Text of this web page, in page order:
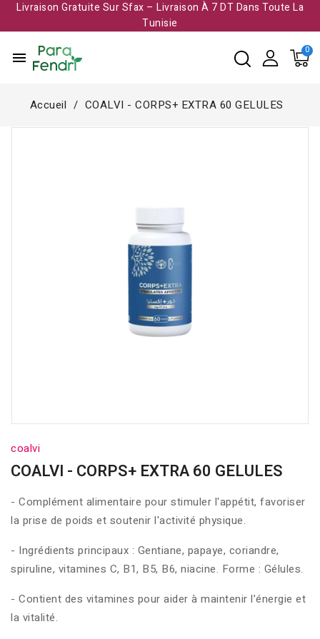
Livraison Gratuite Sur Sfax – Livraison À 7 DT Dans Toute La
Tunisie​
menu
Accueil COALVI - CORPS+ EXTRA 60 GELULES
coalvi
COALVI - CORPS+ EXTRA 60 GELULES
- Complément alimentaire pour stimuler l'appétit, favoriser
la prise de poids et soutenir l'activité physique.
- Ingrédients principaux : Gentiane, papaye, coriandre,
spiruline, vitamines C, B1, B5, B6, niacine. Forme : Gélules.
- Contient des vitamines pour aider à maintenir l’énergie et
la vitalité.